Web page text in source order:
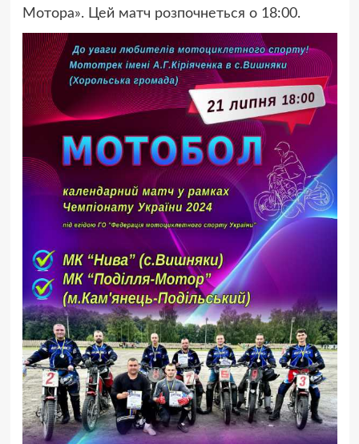
Мотора». Цей матч розпочнеться о 18:00.